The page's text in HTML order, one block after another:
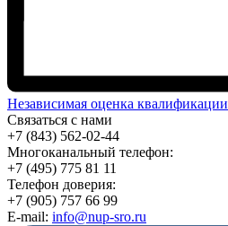
Независимая оценка квалификации
Связаться с нами
+7 (843) 562-02-44
Многоканальный телефон:
+7 (495) 775 81 11
Телефон доверия:
+7 (905) 757 66 99
E-mail: info@nup-sro.ru